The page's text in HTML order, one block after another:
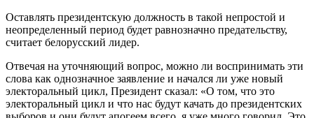
Оставлять президентскую должность в такой непростой и
неопределенный период будет равнозначно предательству,
считает белорусский лидер.
Отвечая на уточняющий вопрос, можно ли воспринимать эти
слова как однозначное заявление и начался ли уже новый
электоральный цикл, Президент сказал: «О том, что это
электоральный цикл и что нас будут качать до президентских